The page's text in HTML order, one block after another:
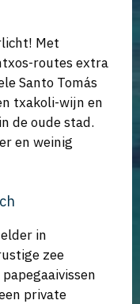
Met
routes extra
Santo Tomás
txakoli-wijn en
de oude stad.
en weinig
in
zee
private